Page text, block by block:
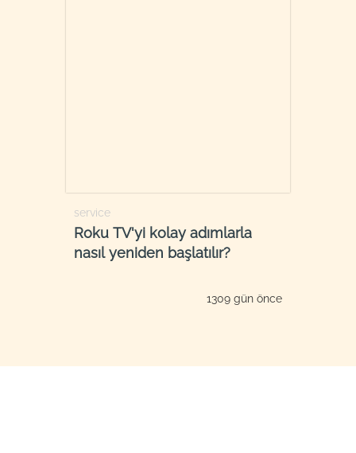
service
Roku TV'yi kolay adımlarla
nasıl yeniden başlatılır?
1309 gün önce